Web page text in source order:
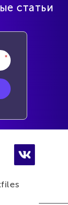
статьи
*